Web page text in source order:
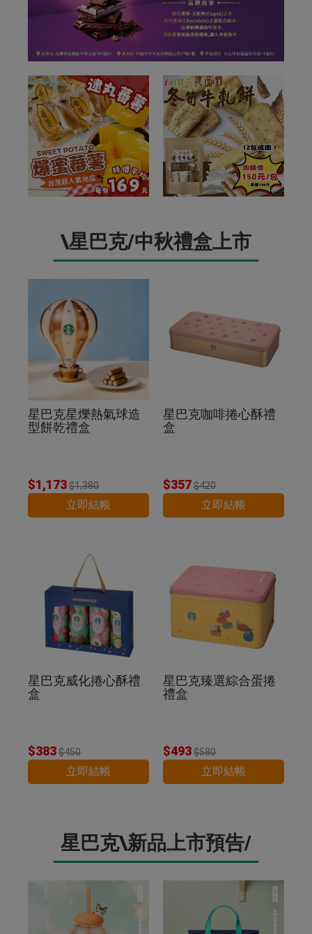
\星巴克/中秋禮盒上市
星巴克星爍熱氣球造
型餅乾禮盒
$1,173$1,380
立即結帳
星巴克咖啡捲心酥禮
盒
$357$420
立即結帳
星巴克威化捲心酥禮
盒
$383$450
立即結帳
星巴克臻選綜合蛋捲
禮盒
$493$580
立即結帳
星巴克\新品上市預告/